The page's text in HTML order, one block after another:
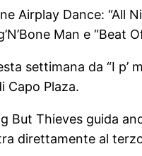
Airplay Dance: “All
Man e “Beat
settimana da “I p’
Capo Plaza.
But Thieves guida
direttamente al